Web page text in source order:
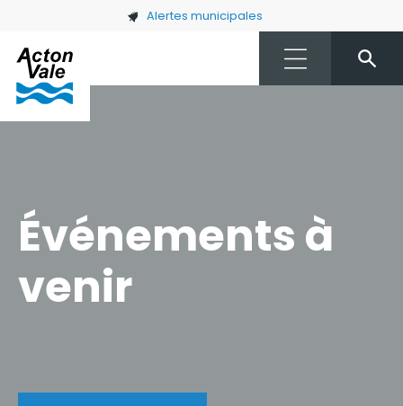
Skip to main content Alertes municipales
Événements à
venir